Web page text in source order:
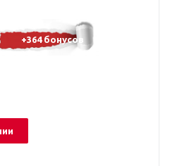
+364 бонусов